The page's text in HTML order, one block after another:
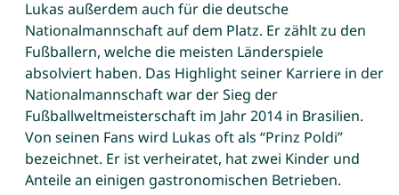
Lukas außerdem auch für die deutsche
Nationalmannschaft auf dem Platz. Er zählt zu den
Fußballern, welche die meisten Länderspiele
absolviert haben. Das Highlight seiner Karriere in der
Nationalmannschaft war der Sieg der
Fußballweltmeisterschaft im Jahr 2014 in Brasilien.
Von seinen Fans wird Lukas oft als “Prinz Poldi”
bezeichnet. Er ist verheiratet, hat zwei Kinder und
Anteile an einigen gastronomischen Betrieben.